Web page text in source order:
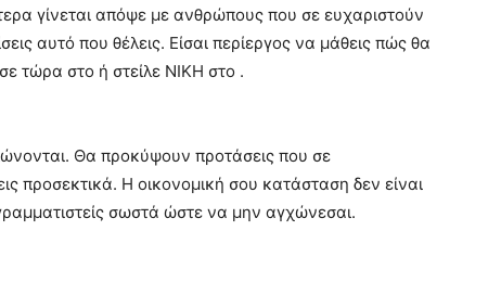
γίνεται απόψε με ανθρώπους που σε ευχαριστούν
αυτό που θέλεις. Είσαι περίεργος να μάθεις πώς θα
τώρα στο ή στείλε ΝΙΚΗ στο .
Θα προκύψουν προτάσεις που σε
προσεκτικά. Η οικονομική σου κατάσταση δεν είναι
σωστά ώστε να μην αγχώνεσαι.